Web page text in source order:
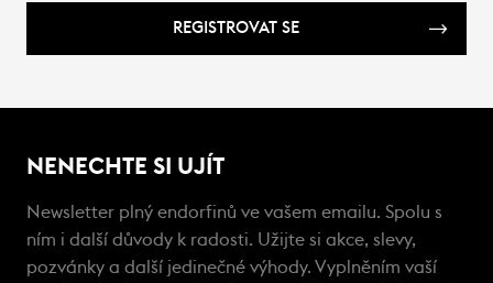
REGISTROVAT SE
NENECHTE SI UJÍT
Newsletter plný endorfinů ve vašem emailu. Spolu s
ním i další důvody k radosti. Užijte si akce, slevy,
pozvánky a další jedinečné výhody. Vyplněním vaší